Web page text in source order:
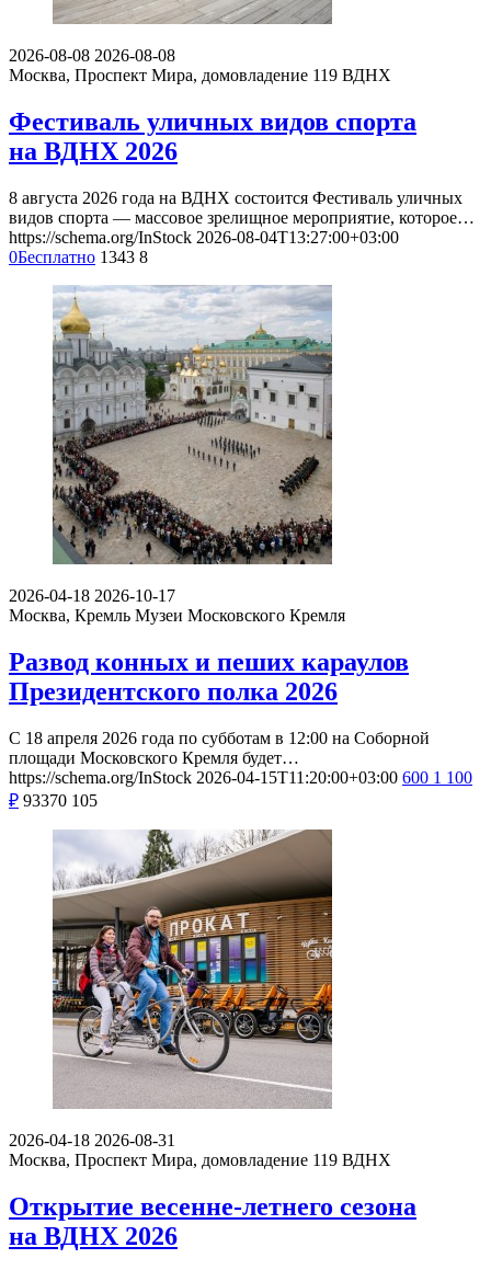
2026-08-08 2026-08-08
Москва, Проспект Мира, домовладение 119 ВДНХ
Фестиваль уличных видов спорта
на ВДНХ 2026
8 августа 2026 года на ВДНХ состоится Фестиваль уличных
видов спорта — массовое зрелищное мероприятие, которое…
https://schema.org/InStock 2026-08-04T13:27:00+03:00
0Бесплатно 1343 8
2026-04-18 2026-10-17
Москва, Кремль Музеи Московского Кремля
Развод конных и пеших караулов
Президентского полка 2026
С 18 апреля 2026 года по субботам в 12:00 на Соборной
площади Московского Кремля будет…
https://schema.org/InStock 2026-04-15T11:20:00+03:00 600 1 100
₽ 93370 105
2026-04-18 2026-08-31
Москва, Проспект Мира, домовладение 119 ВДНХ
Открытие весенне-летнего сезона
на ВДНХ 2026